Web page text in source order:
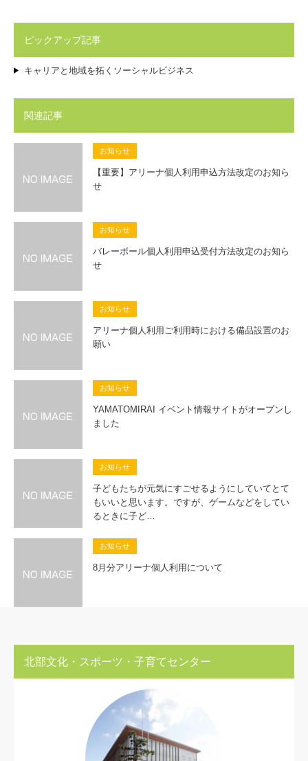
ピックアップ記事
キャリアと地域を拓くソーシャルビジネス
関連記事
お知らせ
【重要】アリーナ個人利用申込方法改定のお知ら
せ
お知らせ
バレーボール個人利用申込受付方法改定のお知ら
せ
お知らせ
アリーナ個人利用ご利用時における備品設置のお
願い
お知らせ
YAMATOMIRAI イベント情報サイトがオープンし
ました
お知らせ
子どもたちが元気にすごせるようにしていてとて
もいいと思います。ですが、ゲームなどをしてい
るときに子ど…
お知らせ
8月分アリーナ個人利用について
北部文化・スポーツ・子育てセンター